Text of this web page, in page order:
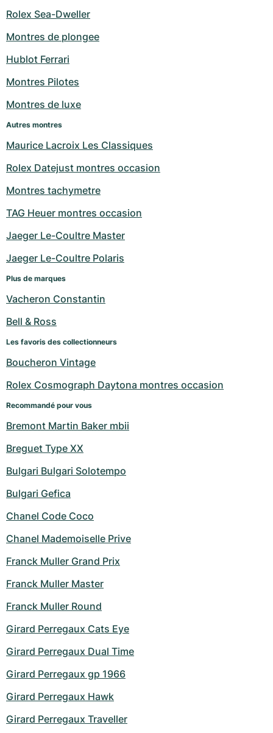
Rolex Sea-Dweller
Montres de plongee
Hublot Ferrari
Montres Pilotes
Montres de luxe
Autres montres
Maurice Lacroix Les Classiques
Rolex Datejust montres occasion
Montres tachymetre
TAG Heuer montres occasion
Jaeger Le-Coultre Master
Jaeger Le-Coultre Polaris
Plus de marques
Vacheron Constantin
Bell & Ross
Les favoris des collectionneurs
Boucheron Vintage
Rolex Cosmograph Daytona montres occasion
Recommandé pour vous
Bremont Martin Baker mbii
Breguet Type XX
Bulgari Bulgari Solotempo
Bulgari Gefica
Chanel Code Coco
Chanel Mademoiselle Prive
Franck Muller Grand Prix
Franck Muller Master
Franck Muller Round
Girard Perregaux Cats Eye
Girard Perregaux Dual Time
Girard Perregaux gp 1966
Girard Perregaux Hawk
Girard Perregaux Traveller